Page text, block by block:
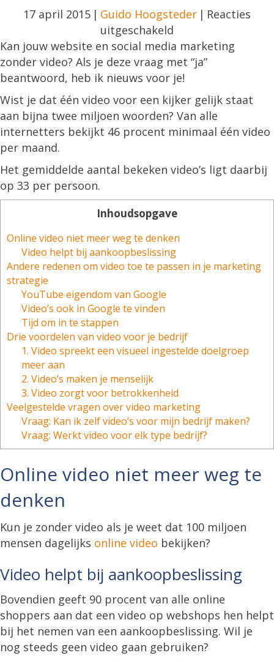
17 april 2015 | Guido Hoogsteder | Reacties
uitgeschakeld
Waarom
video
belangrijk
is
voor
je
website
social
marketing
Kan jouw website en social media marketing
zonder video? Als je deze vraag met “ja”
beantwoord, heb ik nieuws voor je!
Wist je dat één video voor een kijker gelijk staat
aan bijna twee miljoen woorden? Van alle
internetters bekijkt 46 procent minimaal één video
per maand.
Het gemiddelde aantal bekeken video’s ligt daarbij
op 33 per persoon.
Inhoudsopgave
Online video niet meer weg te denken
Video helpt bij aankoopbeslissing
Andere redenen om video toe te passen in je marketing
strategie
YouTube eigendom van Google
Video’s ook in Google te vinden
Tijd om in te stappen
Drie voordelen van video voor je bedrijf
1. Video spreekt een visueel ingestelde doelgroep
meer aan
2. Video’s maken je menselijk
3. Video zorgt voor betrokkenheid
Veelgestelde vragen over video marketing
Vraag: Kan ik zelf video’s voor mijn bedrijf maken?
Vraag: Werkt video voor elk type bedrijf?
Online video niet meer weg te
denken
Kun je zonder video als je weet dat 100 miljoen
mensen dagelijks online video bekijken?
Video helpt bij aankoopbeslissing
Bovendien geeft 90 procent van alle online
shoppers aan dat een video op webshops hen helpt
bij het nemen van een aankoopbeslissing. Wil je
nog steeds geen video gaan gebruiken?